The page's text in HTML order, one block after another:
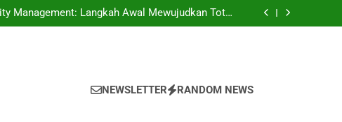
Management: Langkah Awal Mewujudkan Total
Quality Management
Lengkap dengan Instalasi, Praktis Tanpa Ribet
Management: Langkah Awal Mewujudkan Total
Ketenagakerjaan di Indonesia dalam Mendukung
Kepatuhan dan Keberlanjutan Bisnis
NEWSLETTER RANDOM NEWS